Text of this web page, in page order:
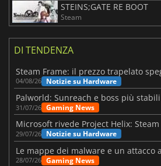
STEINS;GATE RE BOOT
Steam
DI TENDENZA
04/08/26 Notizie su Hardware
31/07/26 Gaming News
Microsoft rivede Project Helix:
29/07/26 Notizie su Hardware
28/07/26 Gaming News